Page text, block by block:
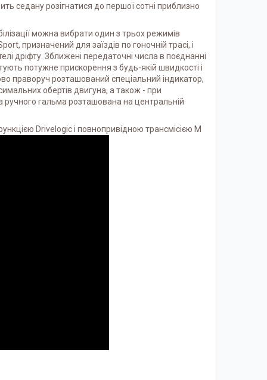
седану розігнатися до першої сотні приблизно
можна вибрати один з трьох режимів
призначений для заїздів по гоночній трасі, і
дріфту. Зближені передаточні числа в поєднанні
потужне прискорення з будь-якій швидкості і
праворуч розташований спеціальний індикатор,
обертів двигуна, а також - при
ручного гальма розташована на центральній
Drivelogic і повнопривідною трансмісією M